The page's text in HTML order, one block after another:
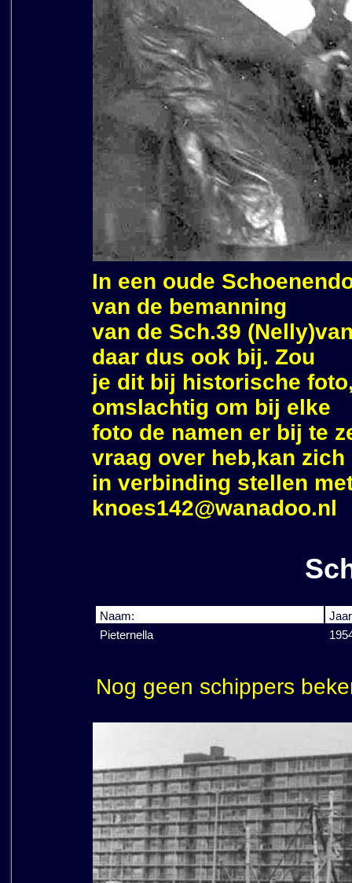
In een oude
van de bemanning
van de Sch.39
daar dus ook bij. Zou
je dit bij historische
omslachtig om bij elke
foto de namen er bij te
vraag over heb,kan zich
in verbinding stellen
knoes142@wanadoo.nl
Naam:
Pieternella
Nog geen schippers